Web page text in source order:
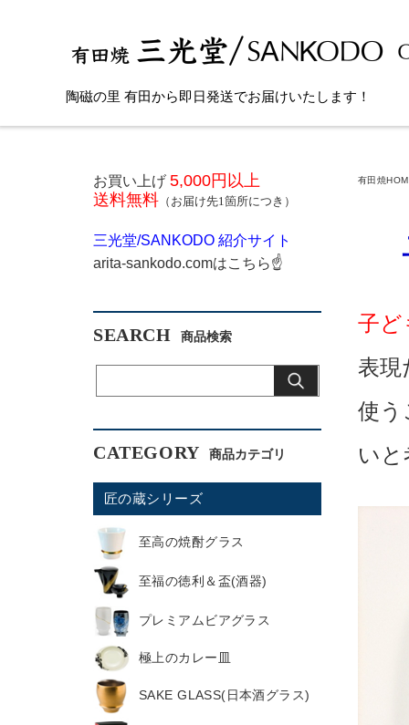
陶磁の里 有田から即日発送でお届けいたします！
有田焼
子ど
表現
使う
い
お買い上げ 5,000円以上
送料無料 （お届け先1箇所につき）
三光堂/SANKODO 紹介サイト
arita-sankodo.comはこちら☝
SEARCH
CATEGORY
匠の蔵シリーズ
至高の焼酎グラス
至福の徳利＆盃(酒器)
プレミアムビアグラス
極上のカレー皿
SAKE GLASS(日本酒グラス)